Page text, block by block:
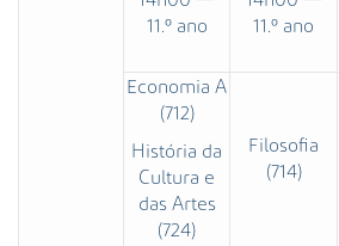
11.º ano
11.º ano
Economia A
(712)
História da
Cultura e
das Artes
(724)
Filosofia
(714)